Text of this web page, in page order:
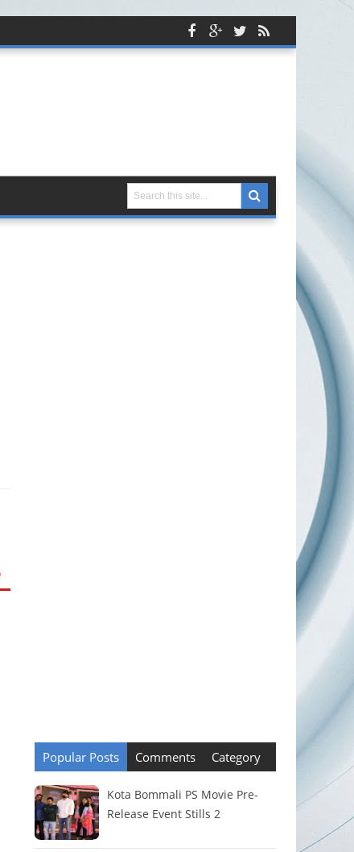
Popular Posts Comments Category
Kota Bommali PS Movie Pre-
Release Event Stills 2